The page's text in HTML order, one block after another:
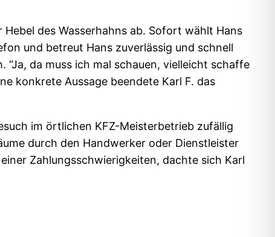
des Wasserhahns ab. Sofort wählt Hans
und betreut Hans zuverlässig und schnell
da muss ich mal schauen, vielleicht schaffe
konkrete Aussage beendete Karl F. das
im örtlichen KFZ-Meisterbetrieb zufällig
durch den Handwerker oder Dienstleister
Zahlungsschwierigkeiten, dachte sich Karl